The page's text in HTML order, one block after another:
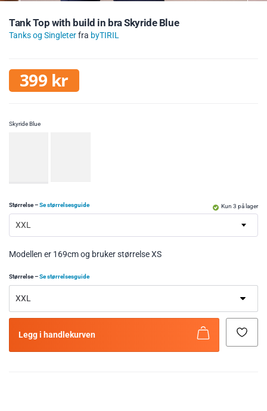
Tank Top with build in bra Skyride Blue
Tanks og Singleterfra byTIRIL
399 kr
Skyride Blue
Størrelse–Se størrelsesguide
XXL
Modellen er 169cm og bruker størrelse XS
Størrelse–Se størrelsesguide
Kun 3 på lager
Legg i handlekurven